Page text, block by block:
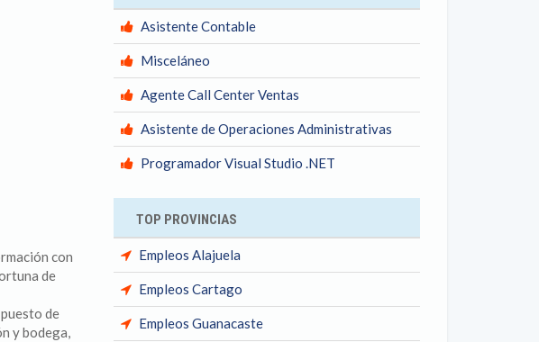
con
de
de
y bodega,
Asistente Contable
Misceláneo
Agente Call Center Ventas
Asistente de Operaciones Administrativas
Programador Visual Studio .NET
TOP PROVINCIAS
Empleos Alajuela
Empleos Cartago
Empleos Guanacaste